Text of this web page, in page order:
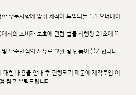
주문사항에 맞춰 제작이 투입되는 1:1 오더메이
서의 소비자 보호에 관한 법률 시행령 21조에 따
단순변심의 사유로 교환 및 반품이 불가합니다.
대한 내용을 안내 후 진행되기 때문에 제작투입 이
참고 부탁드립니다.